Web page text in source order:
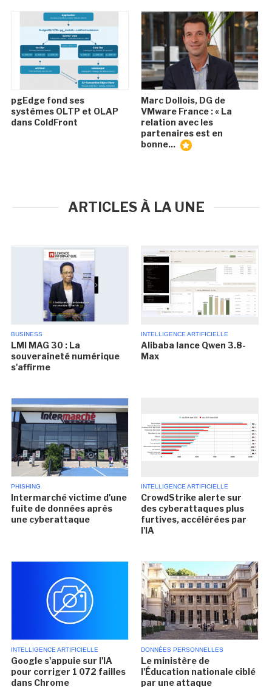
pgEdge fond ses
systèmes OLTP et OLAP
dans ColdFront
Marc Dollois, DG de
VMware France : « La
relation avec les
partenaires est en
bonne...
ARTICLES À LA UNE
BUSINESS
LMI MAG 30 : La
souveraineté numérique
s'affirme
INTELLIGENCE ARTIFICIELLE
Alibaba lance Qwen 3.8-
Max
PHISHING
Intermarché victime d'une
fuite de données après
une cyberattaque
INTELLIGENCE ARTIFICIELLE
CrowdStrike alerte sur
des cyberattaques plus
furtives, accélérées par
l'IA
INTELLIGENCE ARTIFICIELLE
Google s'appuie sur l'IA
pour corriger 1 072 failles
dans Chrome
DONNÉES PERSONNELLES
Le ministère de
l'Éducation nationale ciblé
par une attaque